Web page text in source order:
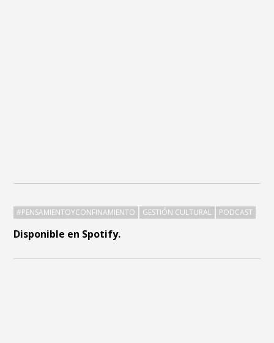
Disponible en Spotify.
#PENSAMIENTOYCONFINAMIENTO GESTIÓN CULTURAL PODCAST